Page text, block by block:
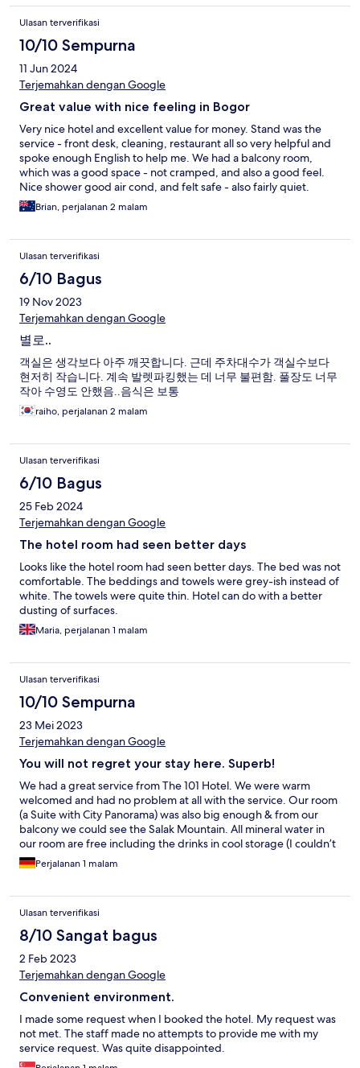
Ulasan terverifikasi
10/10 Sempurna
11 Jun 2024
Terjemahkan dengan Google
Great value with nice feeling in Bogor
Very nice hotel and excellent value for money. Stand was the
service - front desk, cleaning, restaurant all so very helpful and
spoke enough English to help me. We had a balcony room,
which was a good space - not cramped, and also a good feel.
Nice shower good air cond, and felt safe - also fairly quiet.
Location was good - plenty of food and coffee options incl
markets near and a ten minute walk up to the gardens. The only
fine.
Brian, perjalanan 2 malam
Ulasan terverifikasi
6/10 Bagus
19 Nov 2023
Terjemahkan dengan Google
별로..
객실은 생각보다 아주 깨끗합니다. 근데 주차대수가 객실수보다
현저히 작습니다. 계속 발렛파킹했는 데 너무 불편함. 풀장도 너무
작아 수영도 안했음..음식은 보통
raiho, perjalanan 2 malam
Ulasan terverifikasi
6/10 Bagus
25 Feb 2024
Terjemahkan dengan Google
The hotel room had seen better days
Looks like the hotel room had seen better days. The bed was not
comfortable. The beddings and towels were grey-ish instead of
white. The towels were quite thin. Hotel can do with a better
dusting of surfaces.
Maria, perjalanan 1 malam
Ulasan terverifikasi
10/10 Sempurna
23 Mei 2023
Terjemahkan dengan Google
You will not regret your stay here. Superb!
We had a great service from The 101 Hotel. We were warm
welcomed and had no problem at all with the service. Our room
(a Suite with City Panorama) was also big enough & from our
balcony we could see the Salak Mountain. All mineral water in
our room are free including the drinks in cool storage (I couldn’t
say it’s a refrigerator, because it wasn’t cold at all). The Breakfast
was rich and had many choices (it was also delicious). We could
hotel’s that we visited.
Perjalanan 1 malam
Ulasan terverifikasi
8/10 Sangat bagus
2 Feb 2023
Terjemahkan dengan Google
Convenient environment.
I made some request when I booked the hotel. My request was
not met. The staff made no attempts to provide me with my
service request. Was quite disappointed.